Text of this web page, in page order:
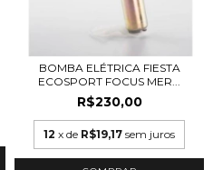
BOMBA ELÉTRICA FIESTA
ECOSPORT FOCUS MER...
R$230,00
12 x de R$19,17 sem juros